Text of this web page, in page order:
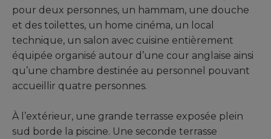
pour deux personnes, un hammam, une douche
et des toilettes, un home cinéma, un local
technique, un salon avec cuisine entièrement
équipée organisé autour d’une cour anglaise ainsi
qu’une chambre destinée au personnel pouvant
accueillir quatre personnes.
À l’extérieur, une grande terrasse exposée plein
sud borde la piscine. Une seconde terrasse